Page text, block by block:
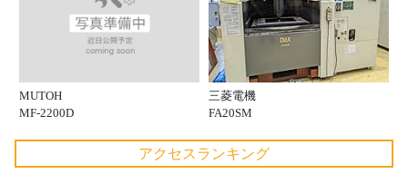
MUTOH
MF-2200D
三菱電機
FA20SM
アクセスランキング